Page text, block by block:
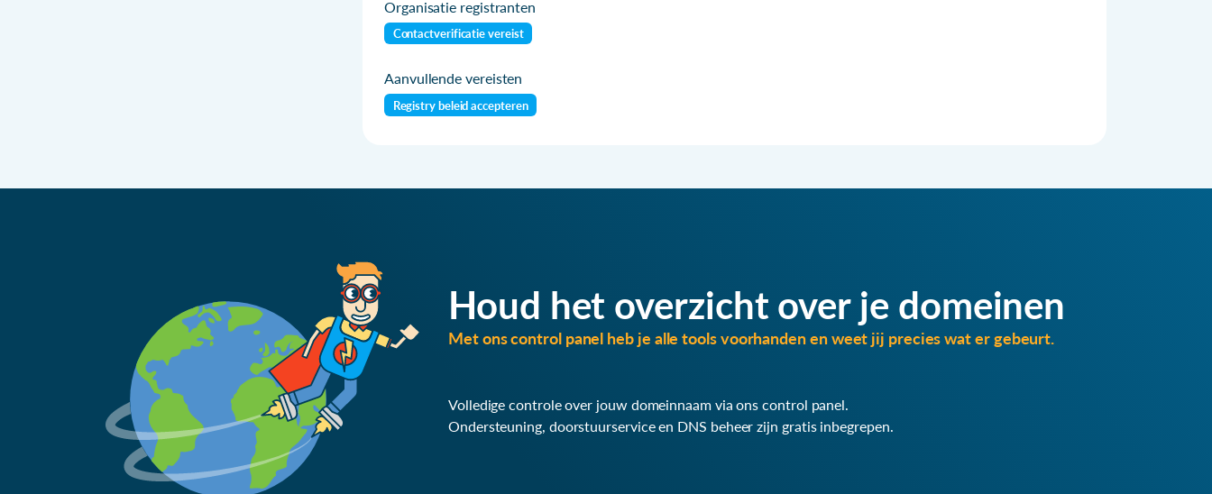
Organisatie registranten
Contactverificatie vereist
Aanvullende vereisten
Registry beleid accepteren
Houd het overzicht over je domeinen
Met ons control panel heb je alle tools voorhanden en weet jij precies wat er gebeurt.
Volledige controle over jouw domeinnaam via ons control panel.
Ondersteuning, doorstuurservice en DNS beheer zijn gratis inbegrepen.